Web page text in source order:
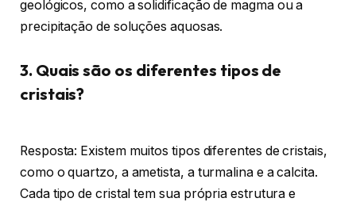
geológicos, como a solidificação de magma ou a
precipitação de soluções aquosas.
3. Quais são os diferentes tipos de
cristais?
Resposta: Existem muitos tipos diferentes de cristais,
como o quartzo, a ametista, a turmalina e a calcita.
Cada tipo de cristal tem sua própria estrutura e